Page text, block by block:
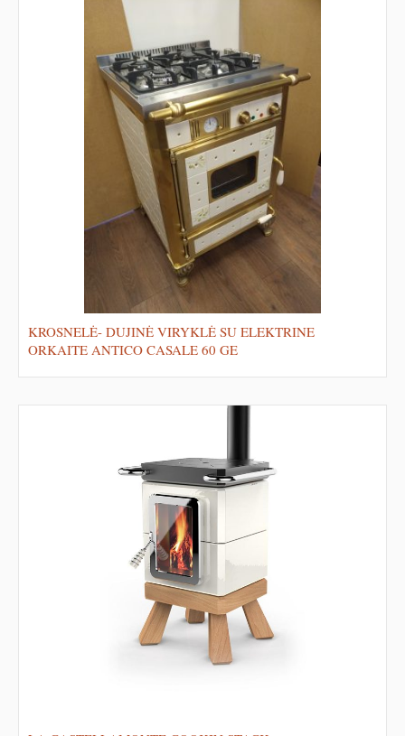
KROSNELĖ- DUJINĖ VIRYKLĖ SU ELEKTRINE
ORKAITE ANTICO CASALE 60 GE